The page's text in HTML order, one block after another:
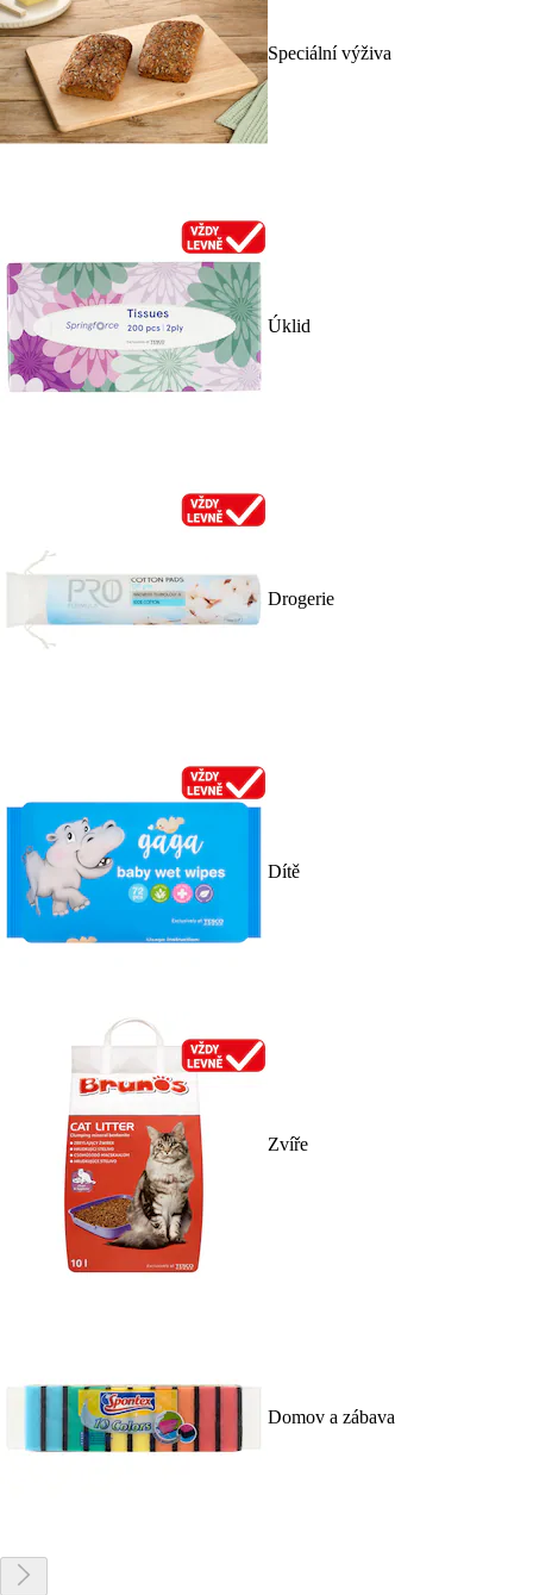
Speciální výživa
Úklid
Drogerie
Dítě
Zvíře
Domov a zábava